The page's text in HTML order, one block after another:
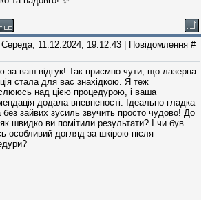
11.12.2024, 19:12:43 | Повідомлення #
за ваш відгук! Так приємно чути, що лазерна
стала для вас знахідкою. Я теж
над цією процедурою, і ваша
додала впевненості. Ідеально гладка
без зайвих зусиль звучить просто чудово! До
швидко ви помітили результати? І чи був
особливий догляд за шкірою після